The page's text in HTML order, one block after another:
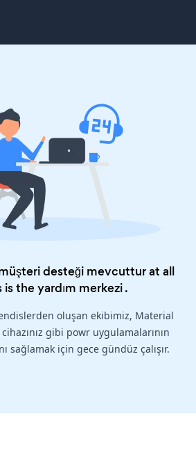
desteği mevcuttur at all
is theyardım merkezi.
oluşan ekibimiz, Material
gibi powr uygulamalarının
sağlamak için gece gündüz çalışır.